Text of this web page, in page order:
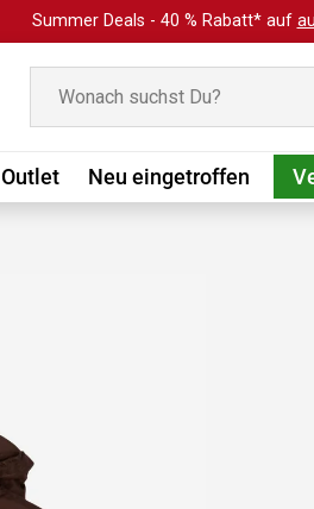
Summer Deals - 40 % Rabatt* auf
Outlet Neu eingetroffen